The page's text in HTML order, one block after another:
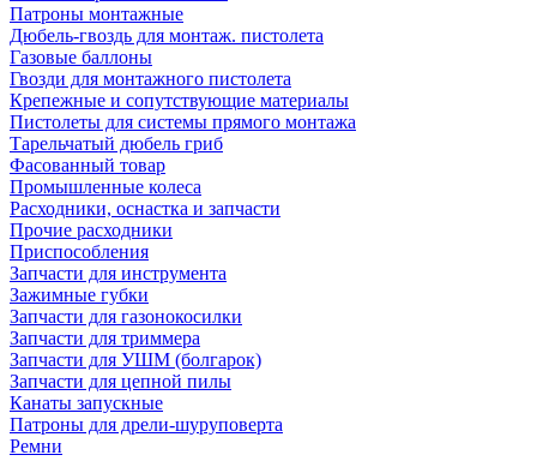
Патроны монтажные
Дюбель-гвоздь для монтаж. пистолета
Газовые баллоны
Гвозди для монтажного пистолета
Крепежные и сопутствующие материалы
Пистолеты для системы прямого монтажа
Тарельчатый дюбель гриб
Фасованный товар
Промышленные колеса
Расходники, оснастка и запчасти
Прочие расходники
Приспособления
Запчасти для инструмента
Зажимные губки
Запчасти для газонокосилки
Запчасти для триммера
Запчасти для УШМ (болгарок)
Запчасти для цепной пилы
Канаты запускные
Патроны для дрели-шуруповерта
Ремни